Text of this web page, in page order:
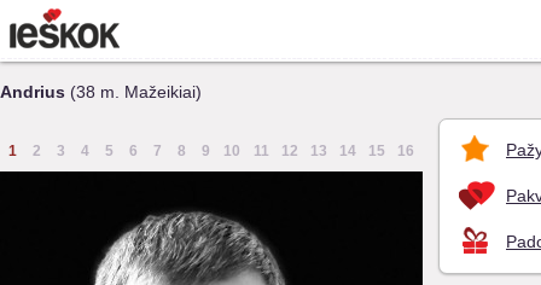
Andrius (38 m. Mažeikiai)
1 2 3 4 5 6 7 8 9 10 11 12 13 14 15 16